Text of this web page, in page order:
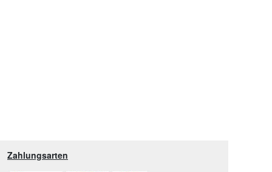
Zahlungsarten